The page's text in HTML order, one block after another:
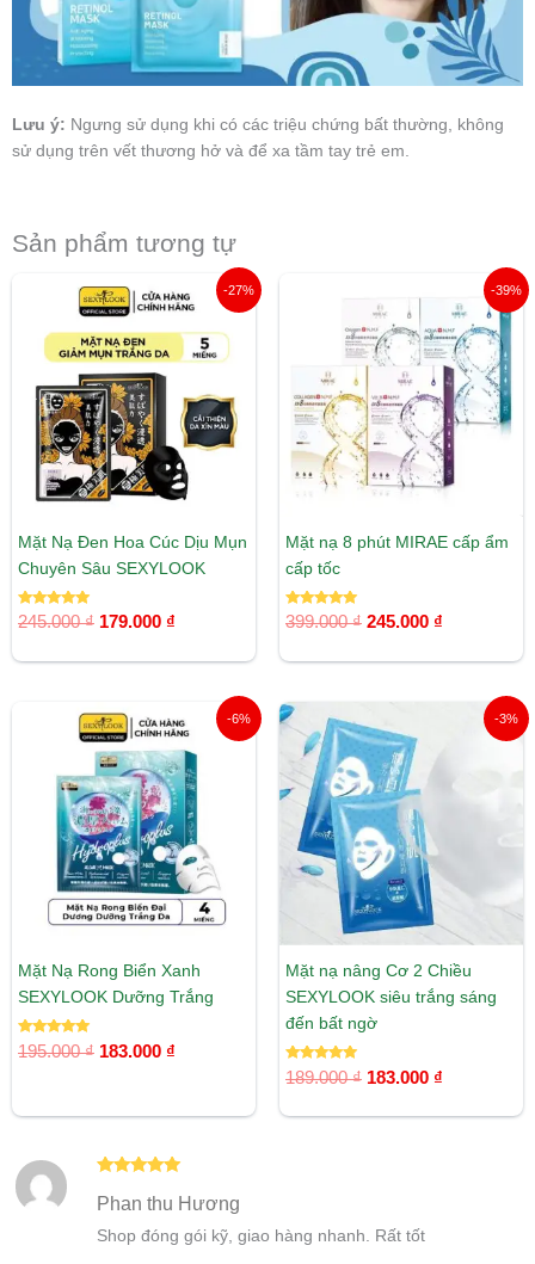
Lưu ý: Ngưng sử dụng khi có các triệu chứng bất thường, không
sử dụng trên vết thương hở và để xa tầm tay trẻ em.
Sản phẩm tương tự
-27%
Mặt Nạ Đen Hoa Cúc Dịu Mụn
Chuyên Sâu SEXYLOOK
Được xếp
hạng
245.000₫
Giá
gốc
245.000 ₫.
179.000 ₫
hiện
179.000 ₫.
-39%
Mặt nạ 8 phút MIRAE cấp ẩm
cấp tốc
Được xếp
hạng
399.000₫
gốc
là:
399.000 ₫.
245.000 ₫
hiện
tại
là:
245.000 ₫.
-6%
Mặt Nạ Rong Biển Xanh
SEXYLOOK Dưỡng Trắng
Được xếp
hạng
195.000₫
Giá
gốc
là:
195.000 ₫.
183.000 ₫
hiện
tại
là:
183.000 ₫.
-3%
Mặt nạ nâng Cơ 2 Chiều
SEXYLOOK siêu trắng sáng
đến bất ngờ
Được xếp
hạng
189.000₫
gốc
189.000 ₫.
183.000 ₫
hạng5 5
Phan thu Hương
Shop đóng gói kỹ, giao hàng nhanh. Rất tốt